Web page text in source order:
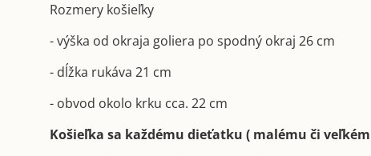
Rozmery košieľky
- výška od okraja goliera po spodný okraj 26 cm
- dĺžka rukáva 21 cm
- obvod okolo krku cca. 22 cm
Košieľka sa každému dieťatku ( malému či